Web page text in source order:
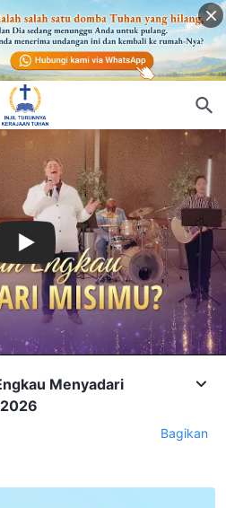
Menyadari
Bagikan